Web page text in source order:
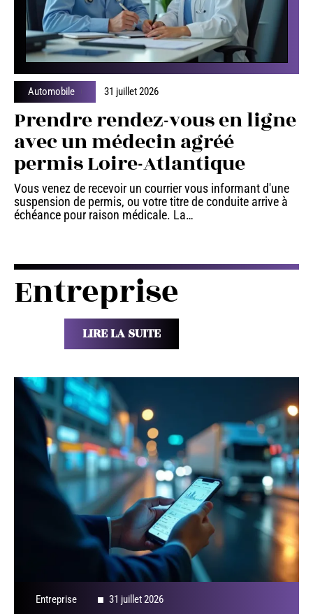
Automobile 31 juillet 2026
Prendre rendez-vous en ligne
avec un médecin agréé
permis Loire-Atlantique
Vous venez de recevoir un courrier vous informant d'une
suspension de permis, ou votre titre de conduite arrive à
échéance pour raison médicale. La…
Entreprise
LIRE LA SUITE
Entreprise 31 juillet 2026